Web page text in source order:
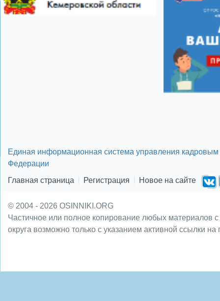
Единая информационная система управления кадровым
Федерации
Главная страница
Регистрация Новое на сайте
© 2004 - 2026 OSINNIKI.ORG
Частичное или полное копирование любых материалов
округа возможно только с указанием активной ссылки на